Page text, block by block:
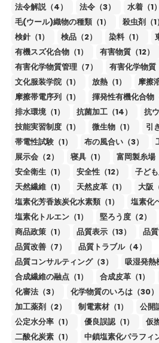
法令解説（4）
法令（3） 水着（1）
毛(ウール)織物の種類（1）
殺虫剤（1）
検針（1）
検品（2） 染料（1）
有機スズ化合物（1）
有害物質（12）
有害化学物質管理（7）
有害化学物質
文化服装学院（1）
放熱（1）
摩擦
摩擦帯電序列（1）
揮発性有機化合物（
排水環境（1）
抗菌加工（14）
抗
技能実習制度（1）
微生物（1）
引
帯電性試験（1）
布の風合い（3）
展示会（2）
寝具（1） 富岡製糸場
安全衛生（1）
安全性（12）
子ども
天然繊維（1）
天然皮革（1）
大阪
塩素化芳香族炭化水素類（1）
塩素化
塩素化トルエン（1）
堅ろう度（2）
商品政策（1）
品質表示（13）
品
品質改善（7）
品質トラブル（4）
品質コンサルティング（3）
吸湿発熱
合成繊維の融点（1）
合成皮革（1）
化審法（3）
化学物質のいろは（30）
加工薬剤（2）
制電素材（1）
公開
公定水分率（1）
優良誤認（1） 仮
二酸化炭素（1）
中鎖塩素化パラフィ